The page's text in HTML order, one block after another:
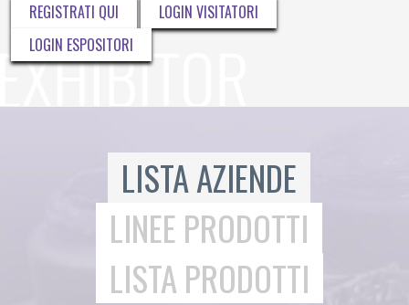
REGISTRATI QUI
LOGIN VISITATORI
LOGIN ESPOSITORI
LISTA AZIENDE
LINEE PRODOTTI
LISTA PRODOTTI